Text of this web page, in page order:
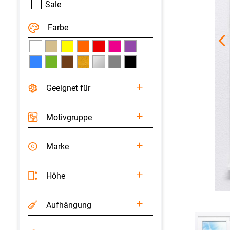
Sale
Farbe
Geeignet für
Motivgruppe
Marke
Höhe
Aufhängung